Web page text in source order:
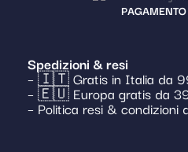
Spedizioni & resi
– 🇮🇹 Gratis in Italia da
– 🇪🇺 Europa gratis da
– Politica resi & condizioni